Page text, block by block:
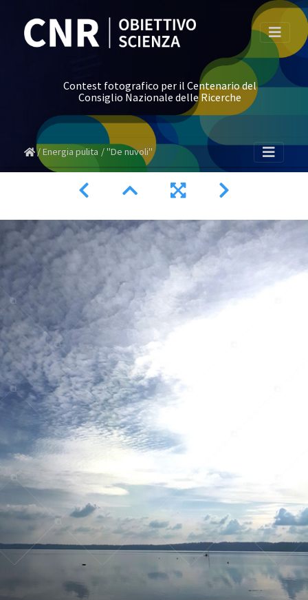
Contest fotografico per il Centenario del
Consiglio Nazionale delle Ricerche
Energia pulita "De nuvoli"